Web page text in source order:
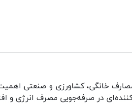
خانگی، کشاورزی و صنعتی اهمیت
در صرفه‌جویی مصرف انرژی و